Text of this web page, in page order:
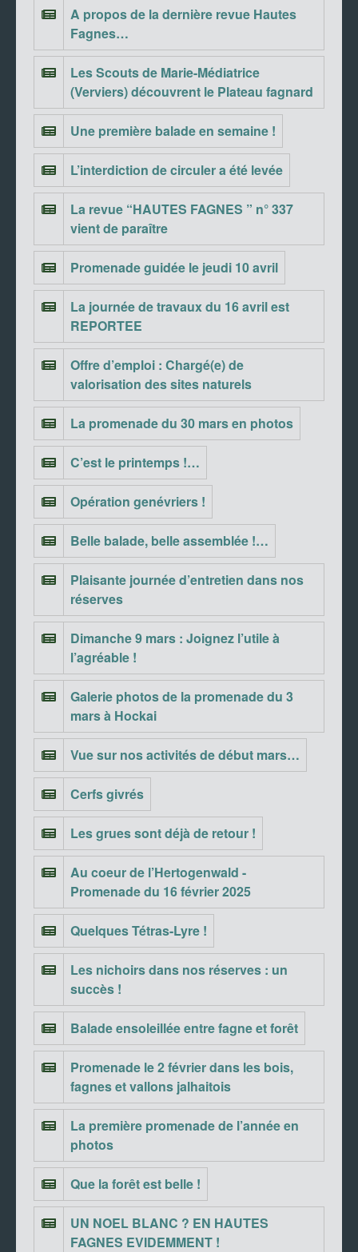
A propos de la dernière revue Hautes
Fagnes…
Les Scouts de Marie-Médiatrice
(Verviers) découvrent le Plateau fagnard
Une première balade en semaine !
L’interdiction de circuler a été levée
La revue “HAUTES FAGNES ” n° 337
vient de paraître
Promenade guidée le jeudi 10 avril
La journée de travaux du 16 avril est
REPORTEE
Offre d’emploi : Chargé(e) de
valorisation des sites naturels
La promenade du 30 mars en photos
C’est le printemps !…
Opération genévriers !
Belle balade, belle assemblée !…
Plaisante journée d’entretien dans nos
réserves
Dimanche 9 mars : Joignez l’utile à
l’agréable !
Galerie photos de la promenade du 3
mars à Hockai
Vue sur nos activités de début mars…
Cerfs givrés
Les grues sont déjà de retour !
Au coeur de l’Hertogenwald -
Promenade du 16 février 2025
Quelques Tétras-Lyre !
Les nichoirs dans nos réserves : un
succès !
Balade ensoleillée entre fagne et forêt
Promenade le 2 février dans les bois,
fagnes et vallons jalhaitois
La première promenade de l’année en
photos
Que la forêt est belle !
UN NOEL BLANC ? EN HAUTES
FAGNES EVIDEMMENT !